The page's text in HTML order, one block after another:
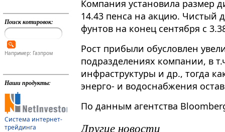
Поиск котировок:
Например: Газпром
Наши продукты:
Система интернет-
трейдинга
Компания установила размер
14.43 пенса на акцию. Чистый
фунтов на конец сентября с
Рост прибыли обусловлен
подразделениях компании, в
инфраструктуры и др., тогда
энерго- и водоснабжения
По данным агентства
Другие новости